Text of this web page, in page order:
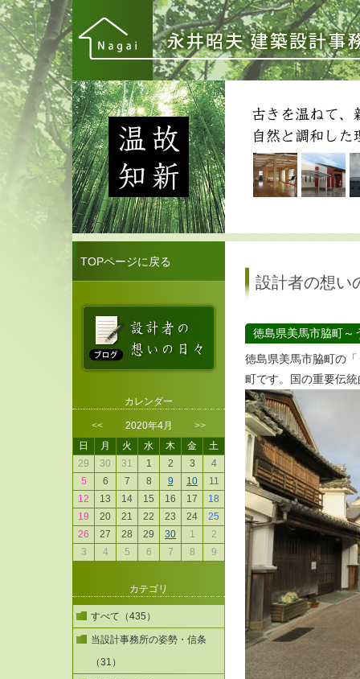
TOPページに戻る
カレンダー
<< 2020年4月
>>
日
月 火 水 木 金
土
29
30 31 1 2 3
4
5
6 7 8 9 10
11
12
13 14 15 16 17
18
19
20 21 22 23 24
25
26
27 28 29 30 1
2
3
4 5 6 7 8 9
カテゴリ
すべて（435）
当設計事務所の姿勢・信条
（31）
設計者の想い
徳島県美馬市脇町～
徳島県美馬市脇町の
町です。国の重要伝